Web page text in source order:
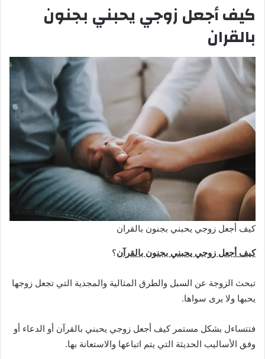
كيف أجعل زوجي يحبني بجنون
بالقران
كيف أجعل زوجي يحبني بجنون بالقران
كيف أجعل زوجي يحبني بجنون بالقرآن؟
تبحث الزوجة عن السبل والطرق المثالية والمجدية التي تجعل زوجها
يحبها ولا يرى سواها.
فتتساءل بشكل مستمر كيف أجعل زوجي يحبني بالقرآن أو الدعاء أو
وفق الأساليب الحديثة التي يتم اتباعها والاستعانة بها.